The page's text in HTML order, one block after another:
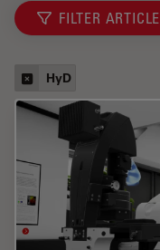
FILTER
HyD